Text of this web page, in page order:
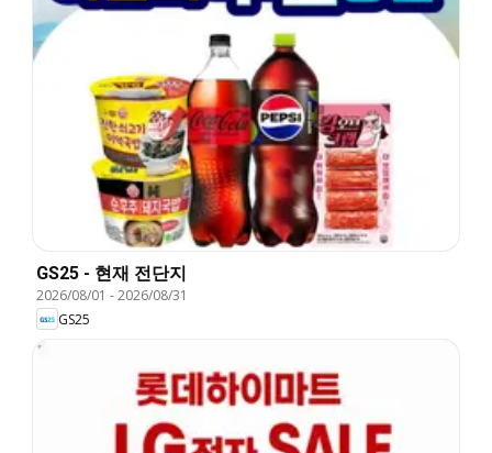
GS25 - 현재 전단지
2026/08/01 -2026/08/31
GS25